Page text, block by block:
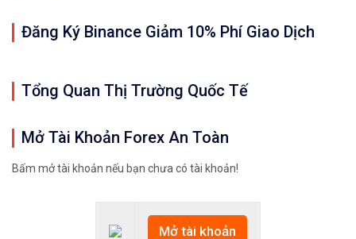
Đăng Ký Binance Giảm 10% Phí Giao Dịch
Tổng Quan Thị Trường Quốc Tế
Mở Tài Khoản Forex An Toàn
Bấm mở tài khoản nếu bạn chưa có tài khoản!
Mở tài khoản